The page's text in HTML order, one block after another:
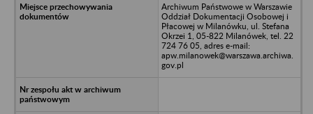
Archiwum Państwowe w Warszawie
Oddział Dokumentacji Osobowej i
Płacowej w Milanówku, ul. Stefana
Okrzei 1, 05-822 Milanówek, tel. 22
724 76 05, adres e-mail:
apw.milanowek@warszawa.archiwa.
gov.pl